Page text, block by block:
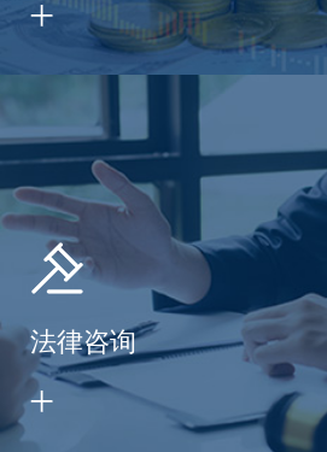
法律咨询